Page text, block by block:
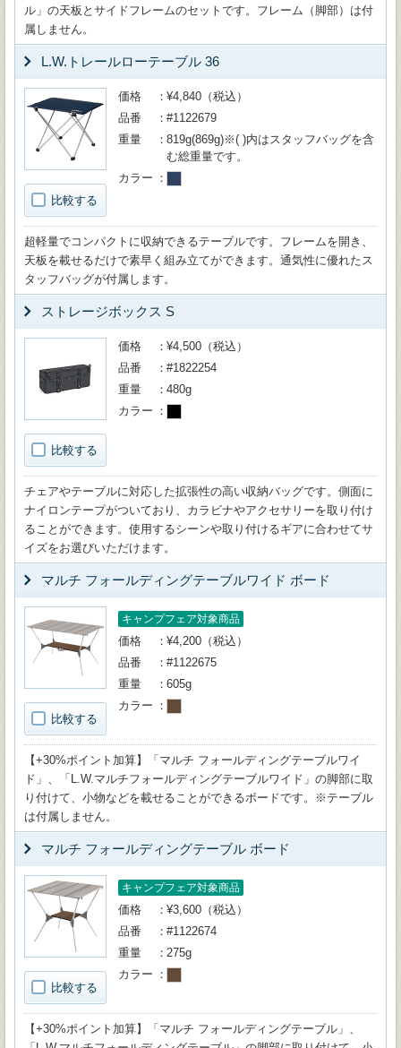
ル」の天板とサイドフレームのセットです。フレーム（脚部）は付
属しません。
L.W.トレールローテーブル 36
比較する
価格
¥4,840（税込）
品番
#1122679
重量
819g(869g)※( )内はスタッフバッグを含
む総重量です。
カラー
超軽量でコンパクトに収納できるテーブルです。フレームを開き、
天板を載せるだけで素早く組み立てができます。通気性に優れたス
タッフバッグが付属します。
ストレージボックス S
比較する
価格
¥4,500（税込）
品番
#1822254
重量
480g
カラー
チェアやテーブルに対応した拡張性の高い収納バッグです。側面に
ナイロンテープがついており、カラビナやアクセサリーを取り付け
ることができます。使用するシーンや取り付けるギアに合わせてサ
イズをお選びいただけます。
マルチ フォールディングテーブルワイド ボード
比較する
キャンプフェア対象商品
価格
¥4,200（税込）
品番
#1122675
重量
605g
カラー
【+30%ポイント加算】「マルチ フォールディングテーブルワイ
ド」、「L.W.マルチフォールディングテーブルワイド」の脚部に取
り付けて、小物などを載せることができるボードです。※テーブル
は付属しません。
マルチ フォールディングテーブル ボード
比較する
キャンプフェア対象商品
価格
¥3,600（税込）
品番
#1122674
重量
275g
カラー
【+30%ポイント加算】「マルチ フォールディングテーブル」、